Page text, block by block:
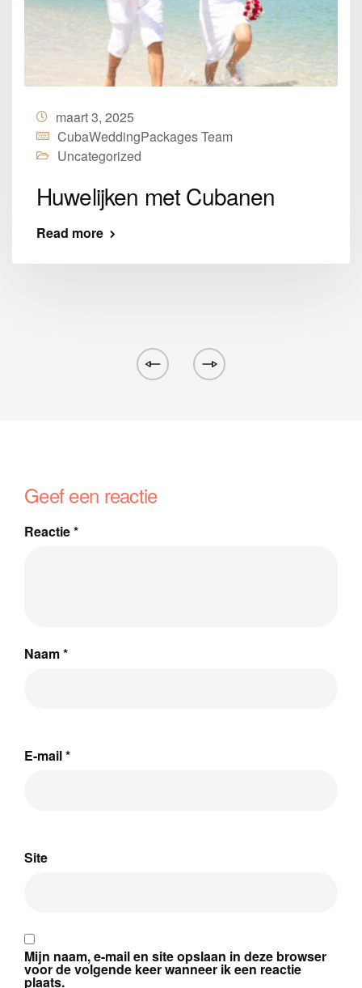
maart 3, 2025
CubaWeddingPackages Team
Uncategorized
Huwelijken met Cubanen
Read more
Geef een reactie
Reactie*
Naam*
E-mail*
Site
Mijn naam, e-mail en site opslaan in deze browser
voor de volgende keer wanneer ik een reactie
plaats.